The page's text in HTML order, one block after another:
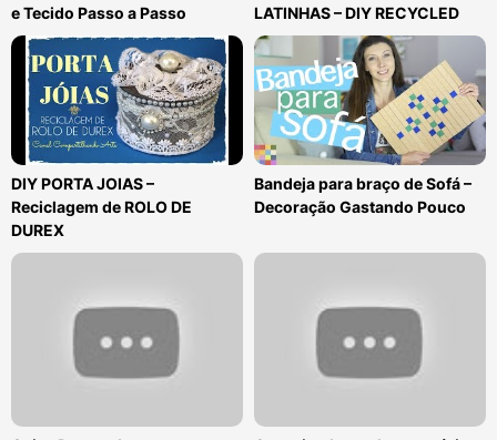
e Tecido Passo a Passo
LATINHAS – DIY RECYCLED
DIY PORTA JOIAS –
Reciclagem de ROLO DE
DUREX
Bandeja para braço de Sofá –
Decoração Gastando Pouco